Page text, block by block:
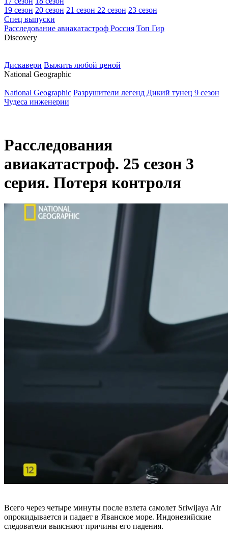
19 сезон 20 сезон 21 сезон 22 сезон 23 сезон
Спец выпуски
Расследование авиакатастроф Россия Топ Гир
Discovery
Дискавери Выжить любой ценой
National Geographic
National Geographic Разрушители легенд Дикий тунец 9 сезон
Чудеса инженерии
Расследования
авиакатастроф. 25 сезон 3
серия. Потеря контроля
Всего через четыре минуты после взлета самолет Sriwijaya Air
опрокидывается и падает в Яванское море. Индонезийские
следователи выясняют причины его падения.